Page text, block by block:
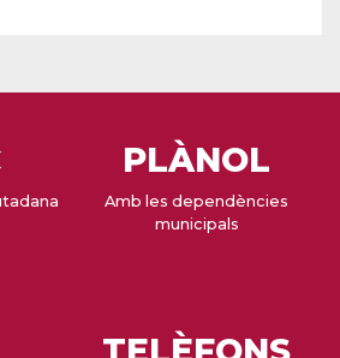
PLÀNOL
Amb les dependències
municipals